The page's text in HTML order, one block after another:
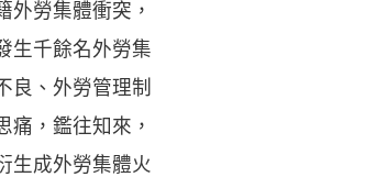
勞集體衝突，
生千餘名外勞集
良、外勞管理制
，鑑往知來，
生成外勞集體火